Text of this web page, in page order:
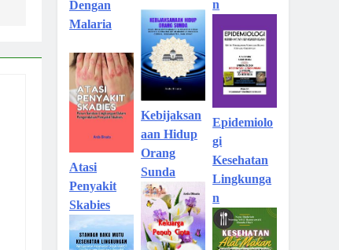
Dengan
Malaria
Atasi
Penyakit
Skabies
Kebijaksan
aan Hidup
Orang
Sunda
n
Epidemiolo
gi
Kesehatan
Lingkunga
n